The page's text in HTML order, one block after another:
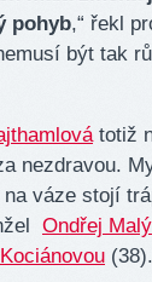
pohyb,“ řekl
být tak
totiž
nezdravou.
váze stojí
Ondřej Malý